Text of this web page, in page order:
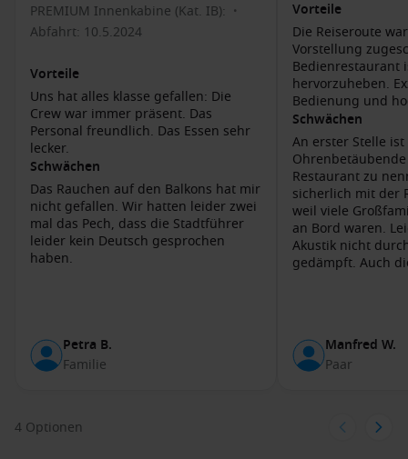
berühmt ist und oft Führungen anbietet.
Ausflug zum Ätna : Genießen Sie eine geführte Tour zu
diesem aktiven Vulkan, wo Sie atemberaubende Ausblicke
erleben und die Krater erkunden können.
Häfen, die Sie möglicherweise vor oder nach
Catania besuchen
La Valletta, Malta
: Die schöne Hauptstadt von Malta mit
einer reichen Geschichte.
Top-Aktivitäten: Besuchen Sie den Großmeisterpalast und
dieSt. John’sCo-Kathedrale.
Korfu,Griechenland
: Eine grüne, bergige Insel mit
Katakolon, Griechenland
: Ein kleiner Hafen, der der
perfekte Ausgangspunkt für die antiken Stätten von
Olympiastätten und das Archäologische Museum von
PREMIUM Innenkabine (Kat. IB): •
Abfahrt: 10.5.2024
Vorteile
Uns hat alles klasse gefallen: Die
Crew war immer präsent. Das
Personal freundlich. Das Essen sehr
lecker.
Schwächen
Das Rauchen auf den Balkons hat mir
nicht gefallen. Wir hatten leider zwei
mal das Pech, dass die Stadtführer
leider kein Deutsch gesprochen
haben.
Petra B.
Familie
Vorteile
Die Reiseroute
Vorstellung
Bedienrestaurant
hervorzuheben.
Bedienung und
Schwächen
An erster Stelle
Restaurant zu
sicherlich mit der
weil viele
an Bord waren.
Akustik nicht
gedämpft. Auch
reservierten,
Sprungbecken
Abend im
zu locker
Manfred W.
Paar
4 Optionen